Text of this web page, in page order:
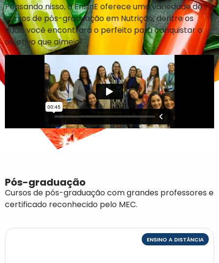
Pensando nisso, a EnsinE oferece uma variedade de
cursos de pós-graduação em Nutrição, dentre os
quais você encontrará o perfeito para conquistar o
objetivo que almeja!
Pós-graduação
Cursos de pós-graduação com grandes professores e
certificado reconhecido pelo MEC.
ENSINO A DISTÂNCIA